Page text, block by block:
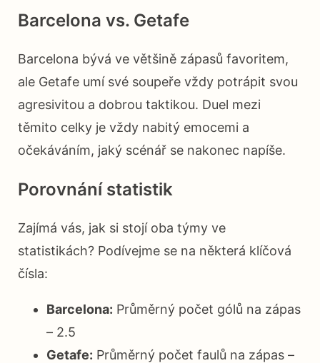
Barcelona vs. Getafe
Barcelona bývá ve většině zápasů favoritem,
ale Getafe umí své soupeře vždy potrápit svou
agresivitou a dobrou taktikou. Duel mezi
těmito celky je vždy nabitý emocemi a
očekáváním, jaký scénář se nakonec napíše.
Porovnání statistik
Zajímá vás, jak si stojí oba týmy ve
statistikách? Podívejme se na některá klíčová
čísla:
Barcelona: Průměrný počet gólů na zápas
– 2.5
Getafe: Průměrný počet faulů na zápas –